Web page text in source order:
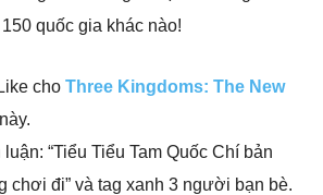
quốc gia khác nào!
cho Three Kingdoms: The New
“Tiểu Tiểu Tam Quốc Chí bản
chơi đi” và tag xanh 3 người bạn bè.